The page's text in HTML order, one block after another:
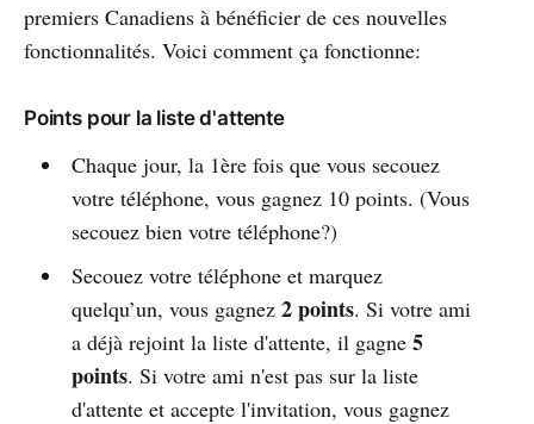
premiers Canadiens à bénéficier de ces nouvelles
fonctionnalités. Voici comment ça fonctionne:
Points pour la liste d'attente
Chaque jour, la 1ère fois que vous secouez
votre téléphone, vous gagnez 10 points. (Vous
secouez bien votre téléphone?)
Secouez votre téléphone et marquez
quelqu’un, vous gagnez 2 points. Si votre ami
a déjà rejoint la liste d'attente, il gagne 5
points. Si votre ami n'est pas sur la liste
d'attente et accepte l'invitation, vous gagnez